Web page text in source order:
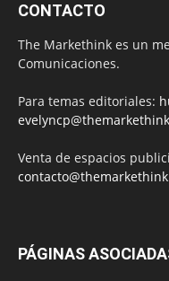
CONTACTO
The Markethink es un
Comunicaciones.
Para temas editoriales:
Venta de espacios
PÁGINAS